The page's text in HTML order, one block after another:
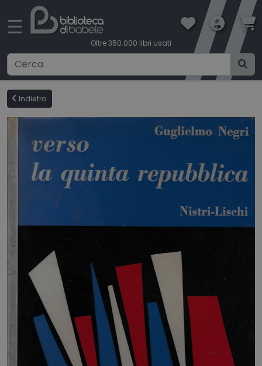
☰
Oltre 350.000 libri usati
Ricerca avanzata
CATEGORIE
CONDIZIONI DI VENDITA
BOOKLOVERS CARD
HOME
CHI SIAMO
Indietro